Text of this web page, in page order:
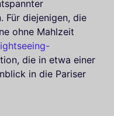
Für diejenigen, die
ohne Mahlzeit
die in etwa einer
in die Pariser